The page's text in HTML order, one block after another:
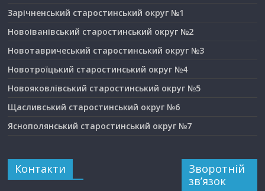
Зарічненський старостинський округ №1
Новоіванівський старостинський округ №2
Новотавричеський старостинський округ №3
Новотроїцький старостинський округ №4
Новояковлівський старостинський округ №5
Щасливський старостинський округ №6
Яснополянський старостинський округ №7
Контакти
Зворотній
зв’язок